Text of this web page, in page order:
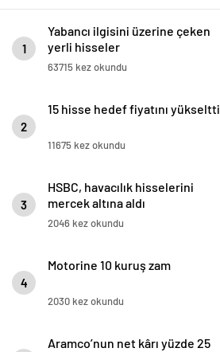
1
Yabancı ilgisini üzerine çeken
yerli hisseler
63715 kez okundu
2
15 hisse hedef fiyatını yükseltti
11675 kez okundu
3
HSBC, havacılık hisselerini
mercek altına aldı
2046 kez okundu
4
Motorine 10 kuruş zam
2030 kez okundu
Aramco’nun net kârı yüzde 25